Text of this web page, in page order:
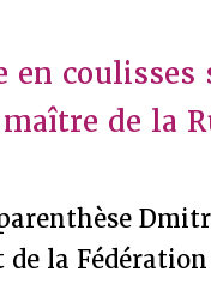
en coulisses
de la
de la